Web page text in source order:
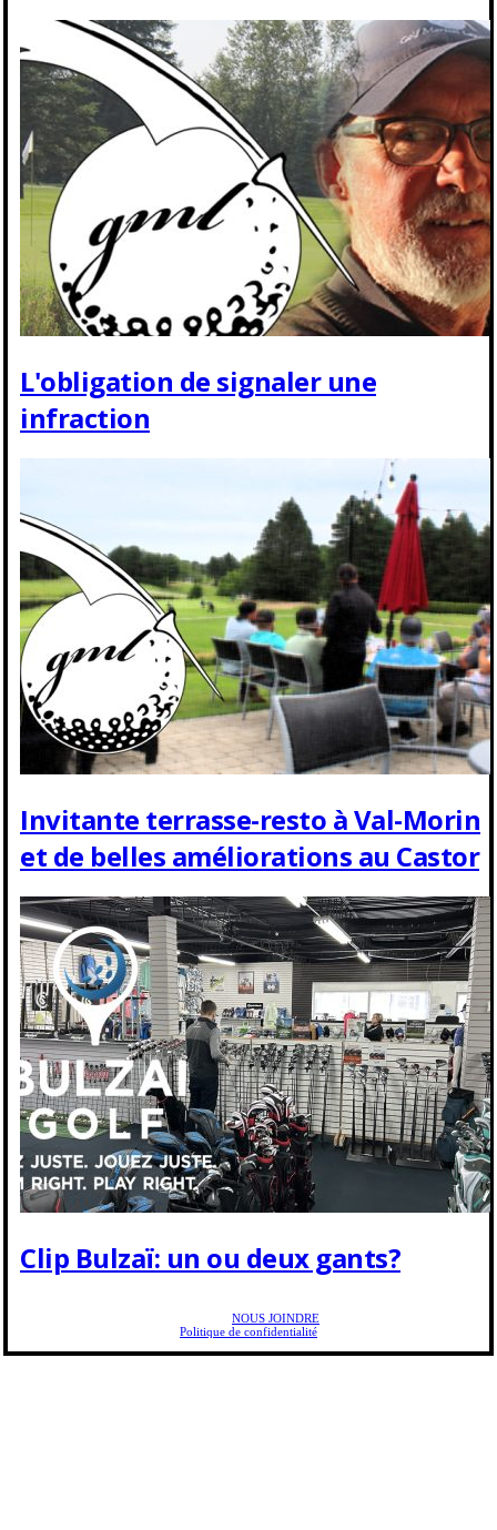
L'obligation de signaler une
infraction
Invitante terrasse-resto à Val-Morin
et de belles améliorations au Castor
Clip Bulzaï: un ou deux gants?
NOUS JOINDRE
Politique de confidentialité